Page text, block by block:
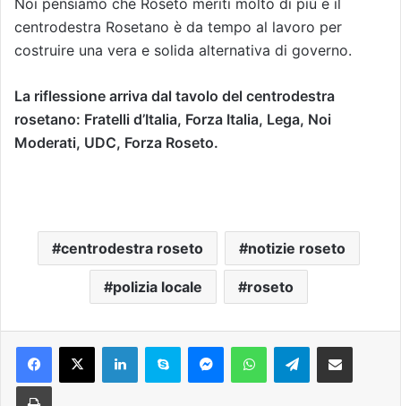
centrodestra Rosetano è da tempo al lavoro per
costruire una vera e solida alternativa di governo.
La riflessione arriva dal tavolo del centrodestra
rosetano: Fratelli d’Italia, Forza Italia, Lega, Noi
Moderati, UDC, Forza Roseto.
centrodestra roseto notizie roseto
polizia locale roseto
Telegram